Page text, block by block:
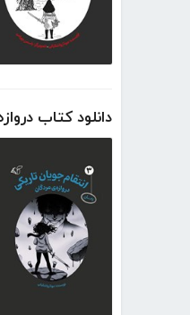
دانلود کتاب